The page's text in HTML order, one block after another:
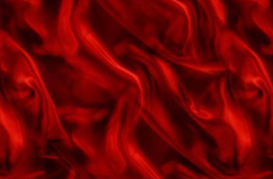
Hønsefarmen
Hør klokkernes klang
I en robåd til Kina
I huset derhjemme
I kiss your hand, madame
I wonder who's kissing her now
I'm gonna sit right down and
write myself a letter
I'm sitting on top of the world
Ingen bryder livets cirkel